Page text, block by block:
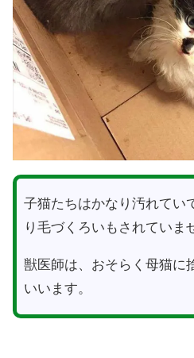
子猫たちはかなり汚れてい
り毛づくろいもされていま
獣医師は、おそらく母猫に
いいます。